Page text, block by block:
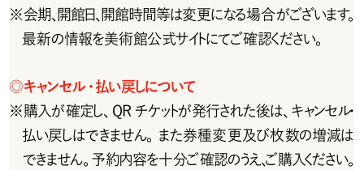
※会 期 、開 館 日 、開 館 時 間 等 は 変 更 に な る 場 合 が ご ざ い ま す 。
最新の情報を美術館公式サイトにてご確認ください。
◎キャンセル・払い戻しについて
※購 入 が 確 定し 、Q R チ ケットが 発 行 され た 後 は 、キャン セ ル・
払い戻しはできません。また券種変更及び枚数の増減は
で き ま せ ん 。 予 約 内 容 を 十 分 ご 確 認 の う え 、ご 購 入 く だ さ い 。